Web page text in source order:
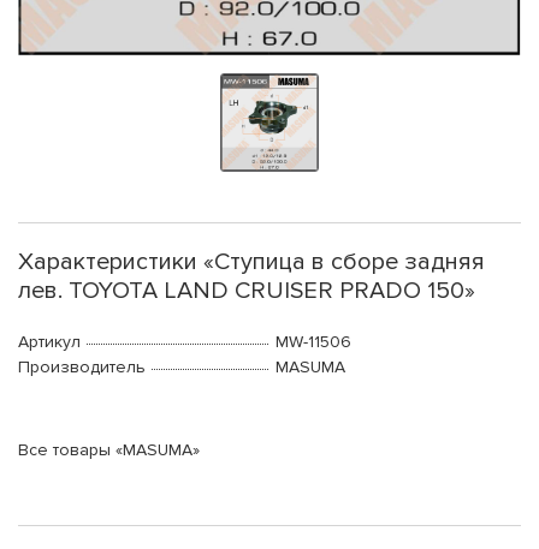
Характеристики «Ступица в сборе задняя
лев. TOYOTA LAND CRUISER PRADO 150»
Артикул
MW-11506
Производитель
MASUMA
Все товары «MASUMA»